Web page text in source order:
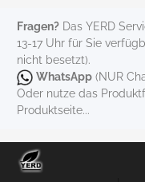
Fragen? Das YERD
13-17 Uhr für Sie
nicht besetzt).
WhatsApp (NUR
Oder nutze das
Produktseite...